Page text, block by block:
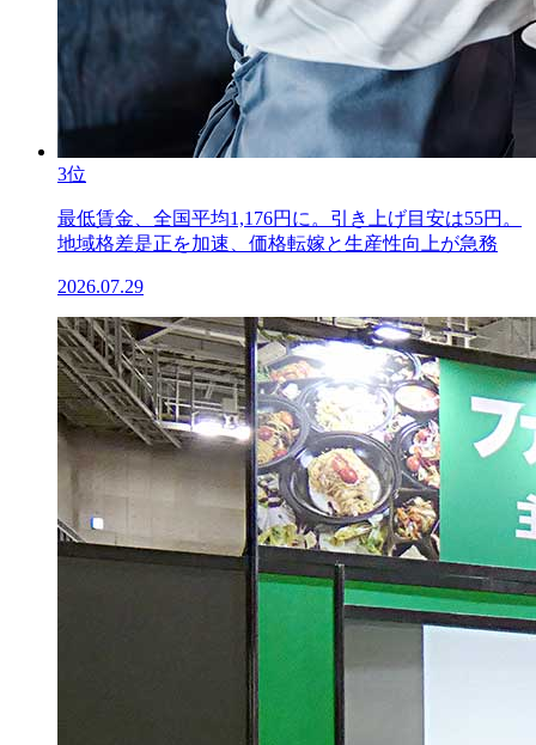
3位
最低賃金、全国平均1,176円に。引き上げ目安は55円。
地域格差是正を加速、価格転嫁と生産性向上が急務
2026.07.29